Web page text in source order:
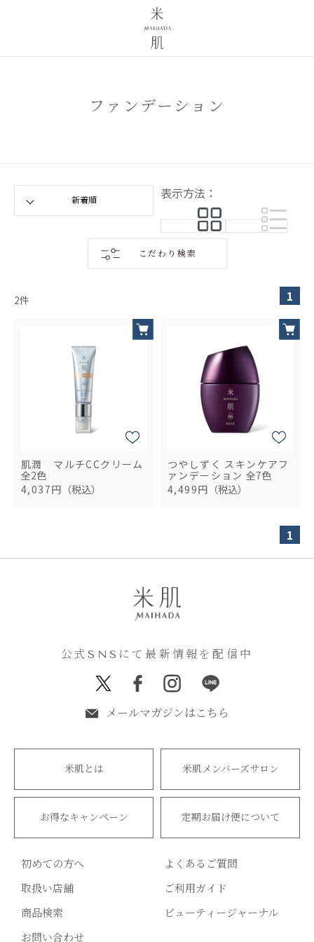
ファンデーション
表示方法：
こだわり検索
2件 1
肌潤 マルチCCクリーム
全2色
4,037円 （税込）
つやしずく スキンケアフ
ァンデーション全7色
4,499円 （税込）
1
公式SNSにて最新情報を配信中
メールマガジンはこちら
米肌とは 米肌メンバーズサロン
お得なキャンペーン 定期お届け便について
初めての方へ
よくあるご質問
取扱い店舗
ご利用ガイド
商品検索
ビューティージャーナル
お問い合わせ